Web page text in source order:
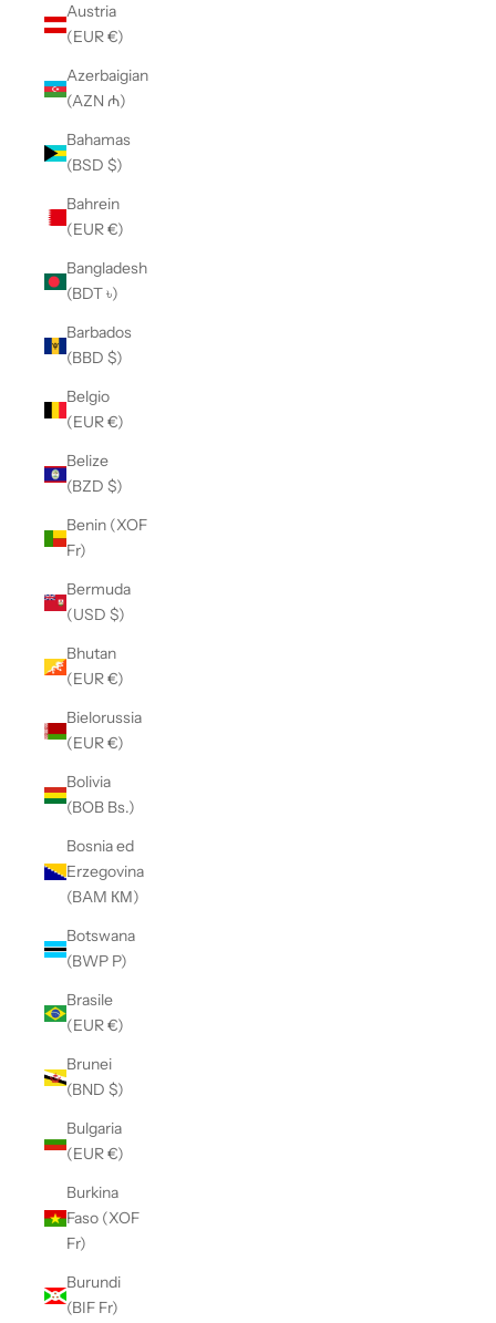
Austria
(EUR €)
Azerbaigian
(AZN ₼)
Bahamas
(BSD $)
Bahrein
(EUR €)
Bangladesh
(BDT ৳)
Barbados
(BBD $)
Belgio
(EUR €)
Belize
(BZD $)
Benin (XOF
Fr)
Bermuda
(USD $)
Bhutan
(EUR €)
Bielorussia
(EUR €)
Bolivia
(BOB Bs.)
Bosnia ed
Erzegovina
(BAM КМ)
Botswana
(BWP P)
Brasile
(EUR €)
Brunei
(BND $)
Bulgaria
(EUR €)
Burkina
Faso (XOF
Fr)
Burundi
(BIF Fr)